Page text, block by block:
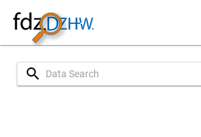
search